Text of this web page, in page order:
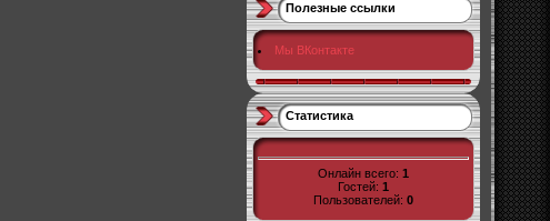
Полезные ссылки
Мы ВКонтакте
Статистика
Онлайн всего: 1
Гостей: 1
Пользователей: 0